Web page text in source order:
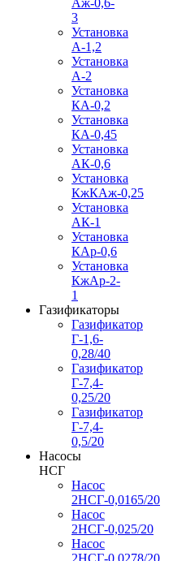
3
Установка
А-1,2
Установка
А-2
Установка
КА-0,2
Установка
КА-0,45
Установка
АК-0,6
Установка
КжКАж-0,25
Установка
АК-1
Установка
КАр-0,6
Установка
КжАр-2-
1
Газификаторы
Газификатор
Г-1,6-
0,28/40
Газификатор
Г-7,4-
0,25/20
Газификатор
Г-7,4-
0,5/20
Насосы
НСГ
Насос
2НСГ-0,0165/20
Насос
2НСГ-0,025/20
Насос
2НСГ-0,0278/20